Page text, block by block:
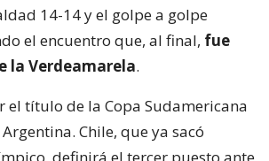
14-14 y el golpe a golpe
el encuentro que, al final, fue
la Verdeamarela.
el título de la Copa Sudamericana
Chile, que ya sacó
definirá el tercer puesto ante